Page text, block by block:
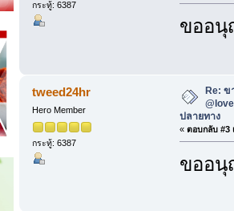
กระทู้: 6387
ขออนุ
tweed24hr
Hero Member
กระทู้: 6387
Re: ข
ปลายทาง
« ตอบกลับ #3
ขออนุ